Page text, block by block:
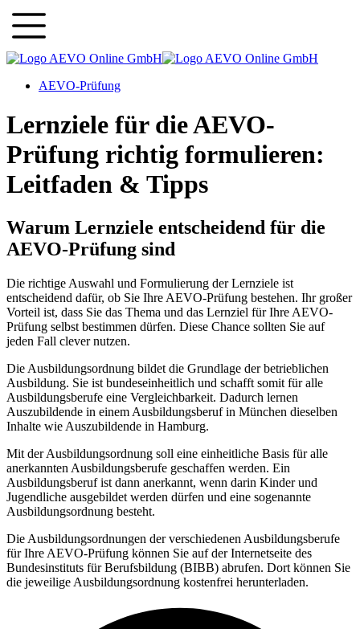
AEVO-Prüfung
Lernziele für die AEVO-
Prüfung richtig formulieren:
Leitfaden & Tipps
Warum Lernziele entscheidend für die
AEVO-Prüfung sind
Die richtige Auswahl und Formulierung der Lernziele ist
entscheidend dafür, ob Sie Ihre AEVO-Prüfung bestehen. Ihr großer
Vorteil ist, dass Sie das Thema und das Lernziel für Ihre AEVO-
Prüfung selbst bestimmen dürfen. Diese Chance sollten Sie auf
jeden Fall clever nutzen.
Die Ausbildungsordnung bildet die Grundlage der betrieblichen
Ausbildung. Sie ist bundeseinheitlich und schafft somit für alle
Ausbildungsberufe eine Vergleichbarkeit. Dadurch lernen
Auszubildende in einem Ausbildungsberuf in München dieselben
Inhalte wie Auszubildende in Hamburg.
Mit der Ausbildungsordnung soll eine einheitliche Basis für alle
anerkannten Ausbildungsberufe geschaffen werden. Ein
Ausbildungsberuf ist dann anerkannt, wenn darin Kinder und
Jugendliche ausgebildet werden dürfen und eine sogenannte
Ausbildungsordnung besteht.
Die Ausbildungsordnungen der verschiedenen Ausbildungsberufe
für Ihre AEVO-Prüfung können Sie auf der Internetseite des
Bundesinstituts für Berufsbildung (BIBB) abrufen. Dort können Sie
die jeweilige Ausbildungsordnung kostenfrei herunterladen.